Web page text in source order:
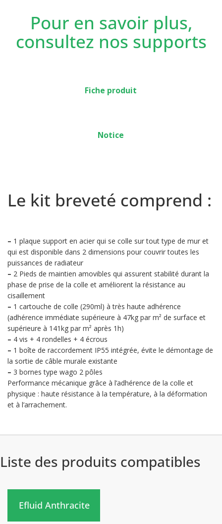
Pour en savoir plus,
consultez nos supports
Fiche produit
Notice
Le kit breveté comprend :
– 1 plaque support en acier qui se colle sur tout type de mur et
qui est disponible dans 2 dimensions pour couvrir toutes les
puissances de radiateur
– 2 Pieds de maintien amovibles qui assurent stabilité durant la
phase de prise de la colle et améliorent la résistance au
cisaillement
– 1 cartouche de colle (290ml) à très haute adhérence
(adhérence immédiate supérieure à 47kg par m² de surface et
supérieure à 141kg par m² après 1h)
– 4 vis + 4 rondelles + 4 écrous
– 1 boîte de raccordement IP55 intégrée, évite le démontage de
la sortie de câble murale existante
– 3 bornes type wago 2 pôles
Performance mécanique grâce à l’adhérence de la colle et
physique : haute résistance à la température, à la déformation
et à l’arrachement.
Liste des produits compatibles
Efluid Anthracite